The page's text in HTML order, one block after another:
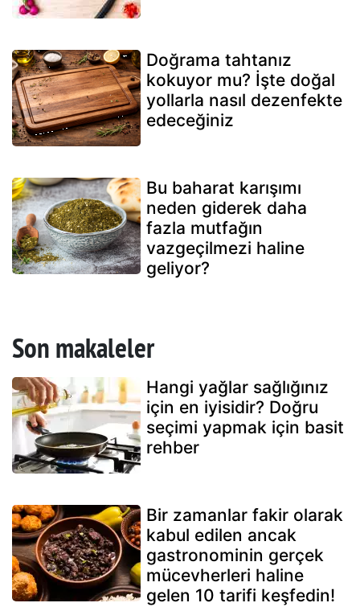
Doğrama tahtanız
kokuyor mu? İşte doğal
yollarla nasıl dezenfekte
edeceğiniz
Bu baharat karışımı
neden giderek daha
fazla mutfağın
vazgeçilmezi haline
geliyor?
Son makaleler
Hangi yağlar sağlığınız
için en iyisidir? Doğru
seçimi yapmak için basit
rehber
Bir zamanlar fakir olarak
kabul edilen ancak
gastronominin gerçek
mücevherleri haline
gelen 10 tarifi keşfedin!